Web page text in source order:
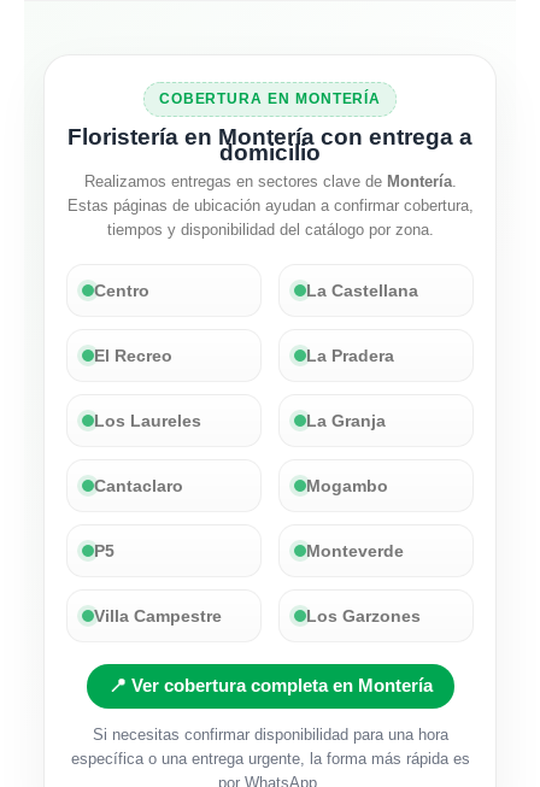
COBERTURA EN MONTERÍA
Floristería en Montería con entrega a
domicilio
Realizamos entregas en sectores clave de Montería.
Estas páginas de ubicación ayudan a confirmar cobertura,
tiempos y disponibilidad del catálogo por zona.
Centro La Castellana
El Recreo La Pradera
Los Laureles La Granja
Cantaclaro Mogambo
P5 Monteverde
Villa Campestre Los Garzones
📍 Ver cobertura completa en Montería
Si necesitas confirmar disponibilidad para una hora
específica o una entrega urgente, la forma más rápida es
por WhatsApp.